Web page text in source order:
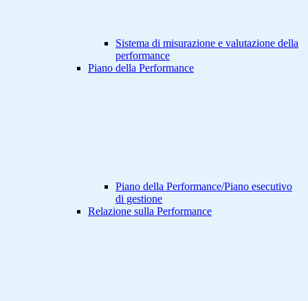
Sistema di misurazione e valutazione della
performance
Piano della Performance
Piano della Performance/Piano esecutivo
di gestione
Relazione sulla Performance